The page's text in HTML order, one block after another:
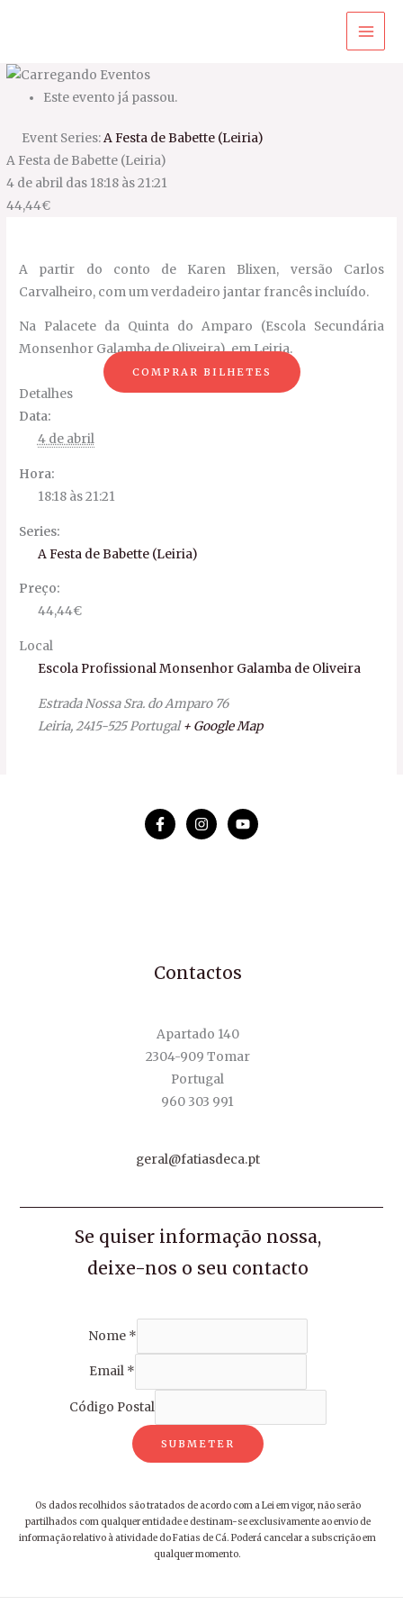
conteúdo
Este evento já passou.
Event Series:A Festa de Babette (Leiria)
A Festa de Babette (Leiria)
4 de abril das 18:18 às21:21
44,44€
A partir do conto de Karen Blixen, versão Carlos
Carvalheiro, com um verdadeiro jantar francês incluído.
Na Palacete da Quinta do Amparo (Escola Secundária
Monsenhor Galamba de Oliveira), em Leiria.
COMPRAR BILHETES
Detalhes
Data:
4 de abril
Hora:
18:18 às 21:21
Series:
A Festa de Babette (Leiria)
Preço:
44,44€
Local
Escola Profissional Monsenhor Galamba de Oliveira
Estrada Nossa Sra. do Amparo 76
Leiria, 2415-525 Portugal + Google Map
Contactos
Apartado 140
2304-909 Tomar
Portugal
960 303 991
geral@fatiasdeca.pt
Se quiser informação nossa,
deixe-nos o seu contacto
Nome *
Email *
Código Postal
SUBMETER
Os dados recolhidos são tratados de acordo com a Lei em vigor, não serão
partilhados com qualquer entidade e destinam-se exclusivamente ao envio de
informação relativo à atividade do Fatias de Cá. Poderá cancelar a subscrição em
qualquer momento.